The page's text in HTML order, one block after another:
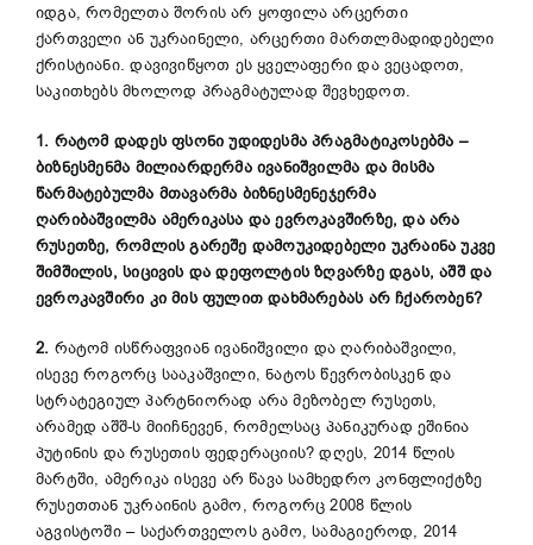
იდგა, რომელთა შორის არ ყოფილა არცერთი
ქართველი ან უკრაინელი, არცერთი მართლმადიდებელი
ქრისტიანი. დავივიწყოთ ეს ყველაფერი და ვეცადოთ,
საკითხებს მხოლოდ პრაგმატულად შევხედოთ.
1. რატომ დადეს ფსონი უდიდესმა პრაგმატიკოსებმა –
ბიზნესმენმა მილიარდერმა ივანიშვილმა და მისმა
წარმატებულმა მთავარმა ბიზნესმენეჯერმა
ღარიბაშვილმა ამერიკასა და ევროკავშირზე, და არა
რუსეთზე, რომლის გარეშე დამოუკიდებელი უკრაინა უკვე
შიმშილის, სიცივის და დეფოლტის ზღვარზე დგას, აშშ და
ევროკავშირი კი მის ფულით დახმარებას არ ჩქარობენ?
2. რატომ ისწრაფვიან ივანიშვილი და ღარიბაშვილი,
ისევე როგორც სააკაშვილი, ნატოს წევრობისკენ და
სტრატეგიულ პარტნიორად არა მეზობელ რუსეთს,
არამედ აშშ-ს მიიჩნევენ, რომელსაც პანიკურად ეშინია
პუტინის და რუსეთის ფედერაციის? დღეს, 2014 წლის
მარტში, ამერიკა ისევე არ წავა სამხედრო კონფლიქტზე
რუსეთთან უკრაინის გამო, როგორც 2008 წლის
აგვისტოში – საქართველოს გამო, სამაგიეროდ, 2014